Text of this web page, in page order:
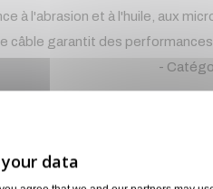
à l'abrasion et à l'huile, aux
câble garantit des
-